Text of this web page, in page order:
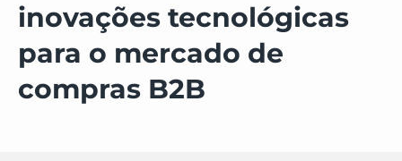
inovações tecnológicas
para o mercado de
compras B2B